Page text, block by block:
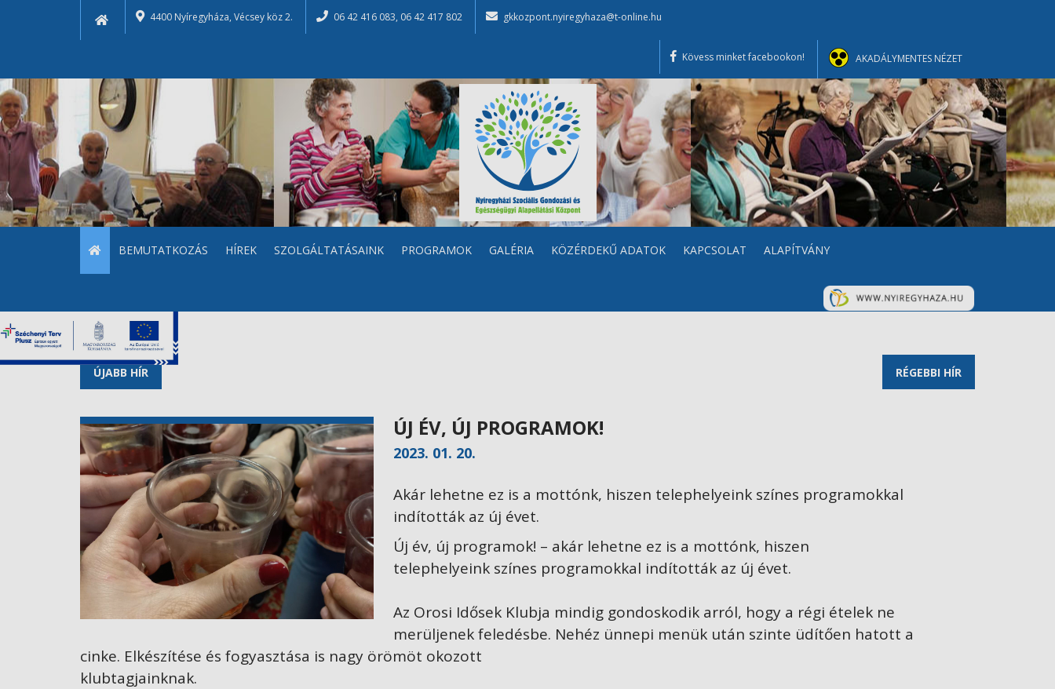
4400 Nyíregyháza, Vécsey köz 2. 06 42 416 083, 06 42 417 802 gkkozpont.nyiregyhaza@t-online.hu
AKADÁLYMENTES NÉZET
Kövess minket facebookon!
BEMUTATKOZÁS HÍREK SZOLGÁLTATÁSAINK PROGRAMOK GALÉRIA KÖZÉRDEKŰ ADATOK KAPCSOLAT ALAPÍTVÁNY
ÚJABB HÍR RÉGEBBI HÍR
ÚJ ÉV, ÚJ PROGRAMOK!
2023. 01. 20.
Akár lehetne ez is a mottónk, hiszen telephelyeink színes programokkal
indították az új évet.
Új év, új programok! – akár lehetne ez is a mottónk, hiszen
telephelyeink színes programokkal indították az új évet.
Az Orosi Idősek Klubja mindig gondoskodik arról, hogy a régi ételek ne
merüljenek feledésbe. Nehéz ünnepi menük után szinte üdítően hatott a
cinke. Elkészítése és fogyasztása is nagy örömöt okozott
klubtagjainknak.